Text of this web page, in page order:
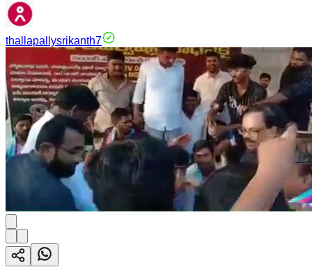
thallapallysrikanth7